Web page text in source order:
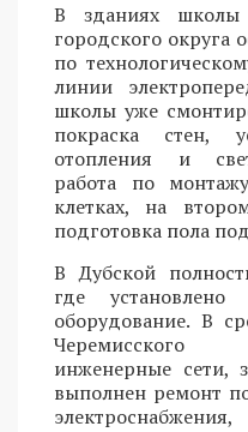
В зданиях
городского округа
по
линии
школы уже
покраска стен,
отопления и
работа по
клетках, на
подготовка пола
В Дубской
где установлено
оборудование. В
инженерные сети,
выполнен ремонт